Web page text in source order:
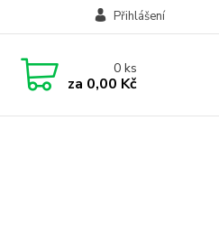
Přihlášení
0ks
za 0,00 Kč